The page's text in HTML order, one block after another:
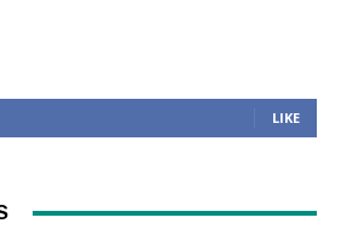
LIKE